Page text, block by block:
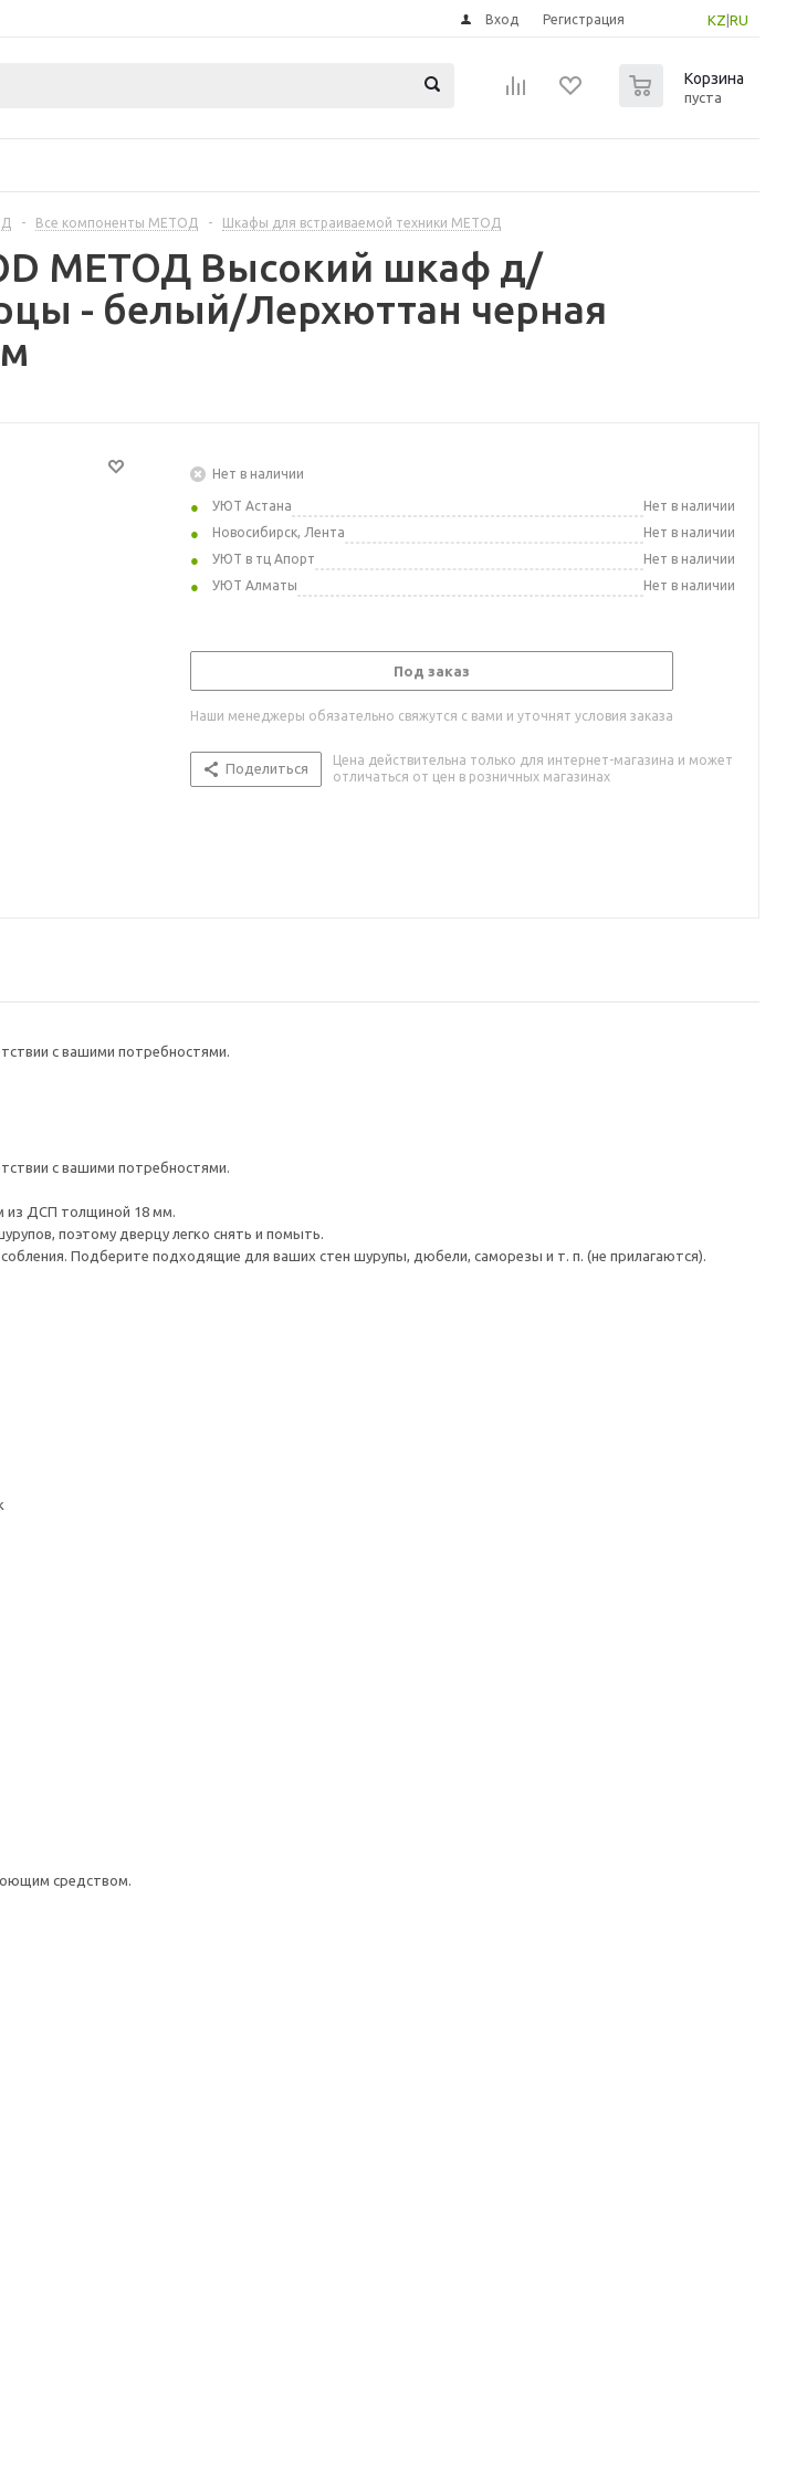
KZ RU
Вход Регистрация
Корзина
пуста
- Все компоненты МЕТОД - Шкафы для встраиваемой техники МЕТОД
МЕТОД Высокий шкаф д/
- белый/Лерхюттан черная
Нет в наличии
УЮТ Астана
Нет в наличии
Новосибирск, Лента
Нет в наличии
УЮТ в тц Апорт
Нет в наличии
УЮТ Алматы
Нет в наличии
Под заказ
Наши менеджеры обязательно свяжутся с вами и уточнят условия заказа
Поделиться
Цена действительна только для интернет-магазина и может
отличаться от цен в розничных магазинах
с вашими потребностями.
с вашими потребностями.
из ДСП толщиной 18 мм.
поэтому дверцу легко снять и помыть.
Подберите подходящие для ваших стен шурупы, дюбели, саморезы и т. п. (не прилагаются).
средством.